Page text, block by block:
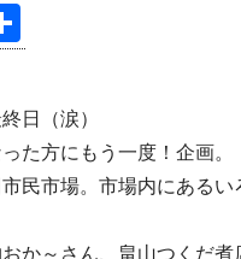
有
日（涙）
た方にもう一度！企画。
民市場。市場内にあるい
か～さん、畠山つくだ煮